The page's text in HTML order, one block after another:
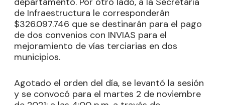
de Infraestructura le corresponderán
$326.097.746 que se destinarán para el pago
de dos convenios con INVIAS para el
mejoramiento de vías terciarias en dos
municipios.
Agotado el orden del día, se levantó la sesión
y se convocó para el martes 2 de noviembre